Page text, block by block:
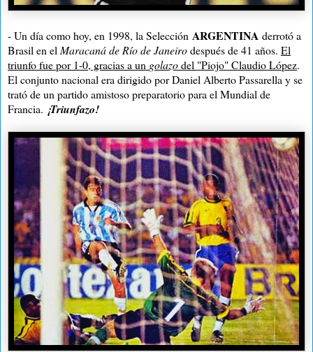
- Un día como hoy, en 1998, la Selección ARGENTINA derrotó a
Brasil en el Maracaná de Río de Janeirodespués de 41 años. El
triunfo fue por 1-0, gracias a un golazodel "Piojo" Claudio López.
El conjunto nacional era dirigido por Daniel Alberto Passarella y se
trató de un partido amistoso preparatorio para el Mundial de
Francia. ¡Triunfazo!